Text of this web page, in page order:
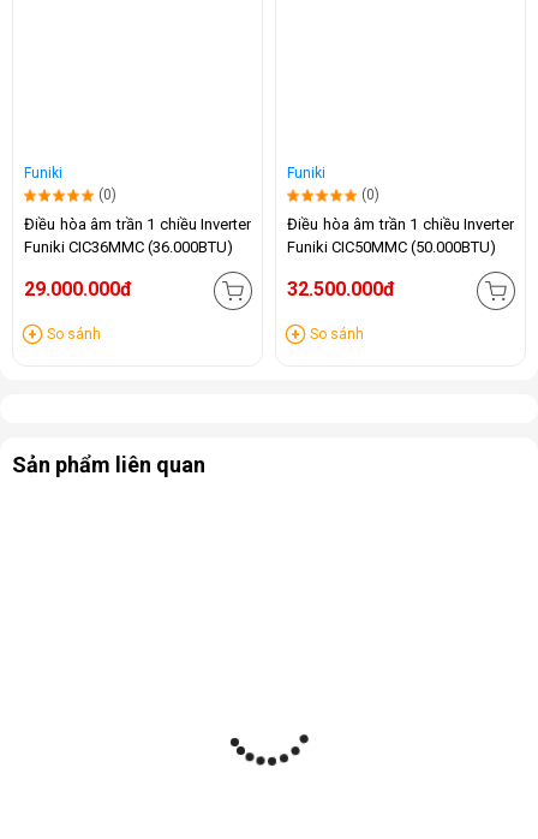
Funiki
(0)
Điều hòa âm trần 1 chiều Inverter
Funiki CIC36MMC (36.000BTU)
29.000.000đ
So sánh
Funiki
(0)
Điều hòa âm trần 1 chiều Inverter
Funiki CIC50MMC (50.000BTU)
32.500.000đ
So sánh
Sản phẩm liên quan